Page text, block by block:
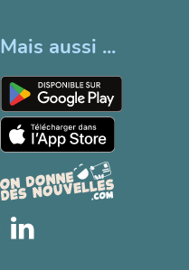
Mais aussi ...